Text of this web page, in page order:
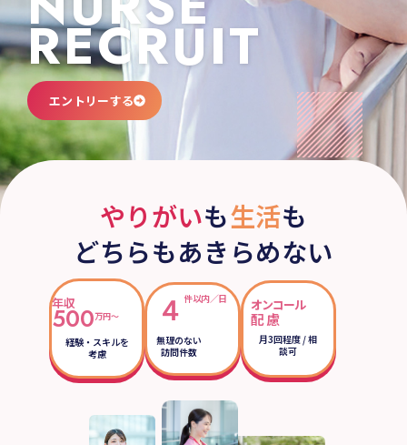
RECRUIT
エントリーする
やりがいも生活も
どちらもあきらめない
年収
500万円〜
経験・スキルを
考慮
４ 件以内／日
無理のない
訪問件数
オンコール
配慮
月3回程度 / 相
談可